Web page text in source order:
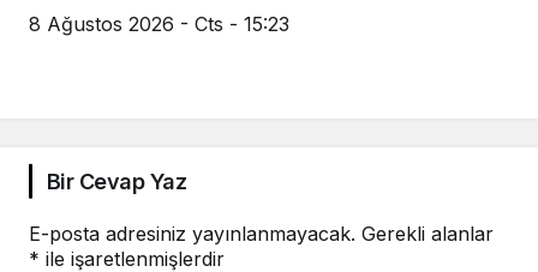
8 Ağustos 2026 - Cts - 15:23
Bir Cevap Yaz
E-posta adresiniz yayınlanmayacak. Gerekli alanlar
* ile işaretlenmişlerdir